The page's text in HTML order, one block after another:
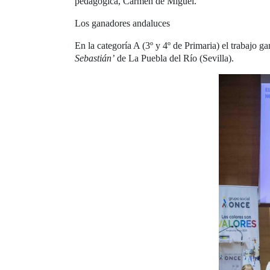
Los ganadores andaluces
En la categoría A (3º y 4º de Primaria) el trabajo
Sebastián’ de La Puebla del Río (Sevilla).